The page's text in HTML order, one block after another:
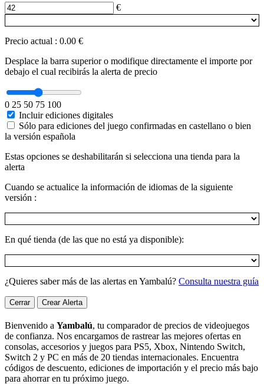
€
Precio actual : 0.00 €
Desplace la barra superior o modifique directamente el importe por
debajo el cual recibirás la alerta de precio
0 25 50 75 100
Incluir ediciones digitales
Sólo para ediciones del juego confirmadas en castellano o bien
la versión española
Estas opciones se deshabilitarán si selecciona una tienda para la
alerta
Cuando se actualice la información de idiomas de la siguiente
versión :
En qué tienda (de las que no está ya disponible):
¿Quieres saber más de las alertas en Yambalú? Consulta nuestra guía
Cerrar Crear Alerta
Bienvenido a Yambalú, tu comparador de precios de videojuegos
de confianza. Nos encargamos de rastrear las mejores ofertas en
consolas, accesorios y juegos para PS5, Xbox, Nintendo Switch,
Switch 2 y PC en más de 20 tiendas internacionales. Encuentra
códigos de descuento, ediciones de importación y el precio más bajo
para ahorrar en tu próximo juego.